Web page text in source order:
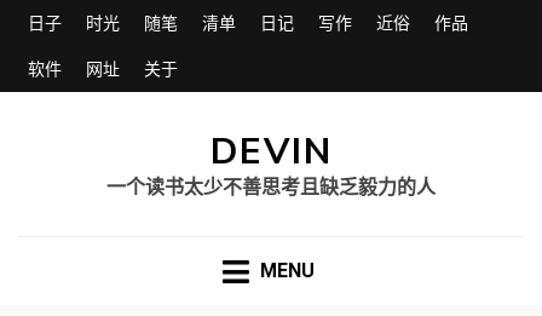
日子 时光 随笔 清单 日记 写作 近俗 作品
软件 网址 关于
DEVIN
一个读书太少不善思考且缺乏毅力的人
MENU